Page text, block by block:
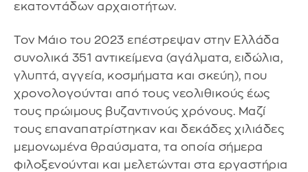
εκατοντάδων αρχαιοτήτων.
Τον Μάιο του 2023 επέστρεψαν στην Ελλάδα
συνολικά 351 αντικείμενα (αγάλματα, ειδώλια,
γλυπτά, αγγεία, κοσμήματα και σκεύη), που
χρονολογούνται από τους νεολιθικούς έως
τους πρώιμους βυζαντινούς χρόνους. Μαζί
τους επαναπατρίστηκαν και δεκάδες χιλιάδες
μεμονωμένα θραύσματα, τα οποία σήμερα
φιλοξενούνται και μελετώνται στα εργαστήρια